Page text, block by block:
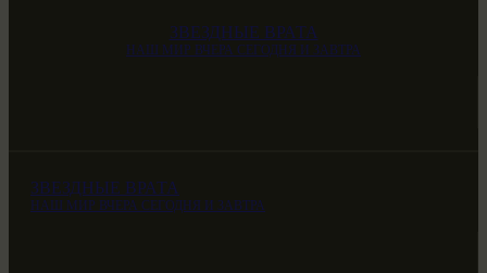
ЗВЕЗДНЫЕ ВРАТА
НАШ МИР ВЧЕРА СЕГОДНЯ И ЗАВТРА
ЗВЕЗДНЫЕ ВРАТА
НАШ МИР ВЧЕРА СЕГОДНЯ И ЗАВТРА